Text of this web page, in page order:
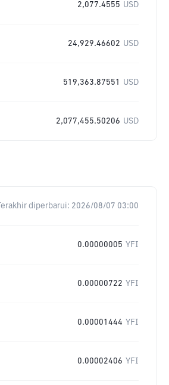
2,077.4555 USD
24,929.46602 USD
519,363.87551 USD
2,077,455.50206 USD
Terakhir diperbarui: 2026/08/07 03:00
0.00000005 YFI
0.00000722 YFI
0.00001444 YFI
0.00002406 YFI